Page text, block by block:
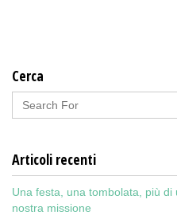
Cerca
Articoli recenti
Una festa, una tombolata, più
nostra missione